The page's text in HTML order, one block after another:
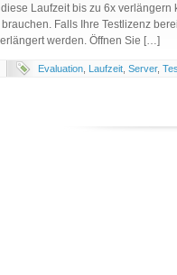
Laufzeit bis zu 6x
Falls Ihre Testlizenz
werden. Öffnen Sie […]
Evaluation Laufzeit Server,